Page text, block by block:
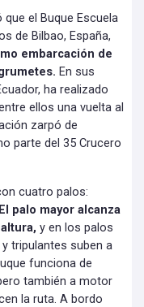
que el Buque Escuela
de Bilbao, España,
embarcación de
En sus
ha realizado
ellos una vuelta al
zarpó de
parte del 35 Crucero
cuatro palos:
palo mayor alcanza
y en los palos
tripulantes suben a
funciona de
también a motor
la ruta. A bordo